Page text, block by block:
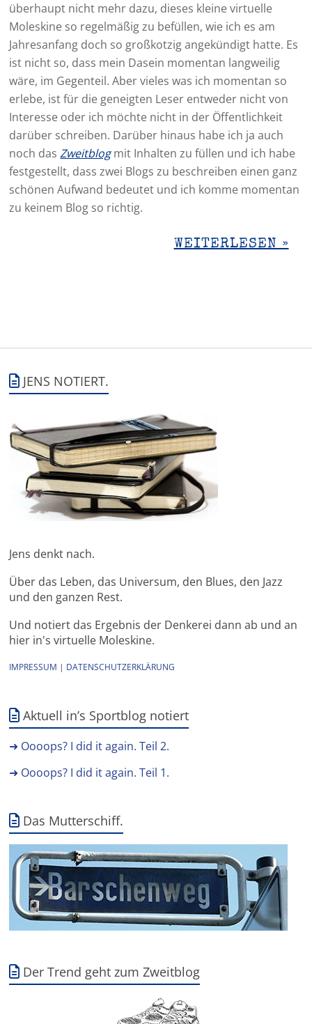
überhaupt nicht mehr dazu, dieses kleine virtuelle
Moleskine so regelmäßig zu befüllen, wie ich es am
Jahresanfang doch so großkotzig angekündigt hatte. Es
ist nicht so, dass mein Dasein momentan langweilig
wäre, im Gegenteil. Aber vieles was ich momentan so
erlebe, ist für die geneigten Leser entweder nicht von
Interesse oder ich möchte nicht in der Öffentlichkeit
darüber schreiben. Darüber hinaus habe ich ja auch
noch dasZweitblogmit Inhalten zu füllen und ich habe
festgestellt, dass zwei Blogs zu beschreiben einen ganz
schönen Aufwand bedeutet und ich komme momentan
zu keinem Blog so richtig.
WEITERLESEN »
JENS NOTIERT.
Jens denkt nach.
Über das Leben, das Universum, den Blues, den Jazz
und den ganzen Rest.
Und notiert das Ergebnis der Denkerei dann ab und an
hier in's virtuelle Moleskine.
IMPRESSUM | DATENSCHUTZERKLÄRUNG
Aktuell in’s Sportblog notiert
➜ Oooops? I did it again. Teil 2.
➜ Oooops? I did it again. Teil 1.
Das Mutterschiff.
Der Trend geht zum Zweitblog